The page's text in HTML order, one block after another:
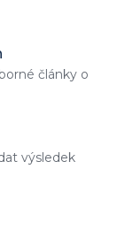
články o
výsledek